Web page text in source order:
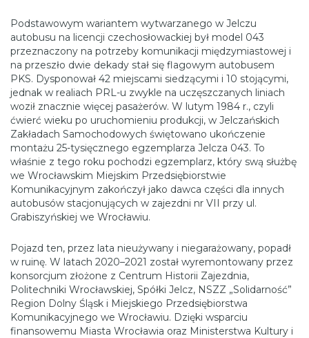
Podstawowym wariantem wytwarzanego w Jelczu
autobusu na licencji czechosłowackiej był model 043
przeznaczony na potrzeby komunikacji międzymiastowej i
na przeszło dwie dekady stał się flagowym autobusem
PKS. Dysponował 42 miejscami siedzącymi i 10 stojącymi,
jednak w realiach PRL-u zwykle na uczęszczanych liniach
woził znacznie więcej pasażerów. W lutym 1984 r., czyli
ćwierć wieku po uruchomieniu produkcji, w Jelczańskich
Zakładach Samochodowych świętowano ukończenie
montażu 25-tysięcznego egzemplarza Jelcza 043. To
właśnie z tego roku pochodzi egzemplarz, który swą służbę
we Wrocławskim Miejskim Przedsiębiorstwie
Komunikacyjnym zakończył jako dawca części dla innych
autobusów stacjonujących w zajezdni nr VII przy ul.
Grabiszyńskiej we Wrocławiu.
Pojazd ten, przez lata nieużywany i niegarażowany, popadł
w ruinę. W latach 2020–2021 został wyremontowany przez
konsorcjum złożone z Centrum Historii Zajezdnia,
Politechniki Wrocławskiej, Spółki Jelcz, NSZZ „Solidarność”
Region Dolny Śląsk i Miejskiego Przedsiębiorstwa
Komunikacyjnego we Wrocławiu. Dzięki wsparciu
finansowemu Miasta Wrocławia oraz Ministerstwa Kultury i